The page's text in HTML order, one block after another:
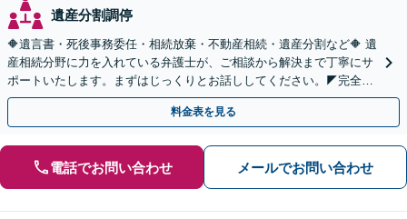
遺産分割調停
🔶遺言書・死後事務委任・相続放棄・不動産相続・遺産分割など🔶 遺
産相続分野に力を入れている弁護士が、ご相談から解決まで丁寧にサ
ポートいたします。まずはじっくりとお話ししてください。◤完全予
約制・初回法律相談無料◢
料金表を見る
電話でお問い合わせ メールでお問い合わせ